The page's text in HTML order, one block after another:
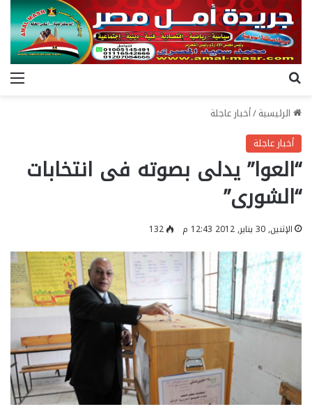
الرئيسية/أخبار عاجلة
أخبار عاجلة
“العوا” يدلى بصوته فى انتخابات
“الشورى”
الإثنين, 30 يناير, 2012 12:43 م 132